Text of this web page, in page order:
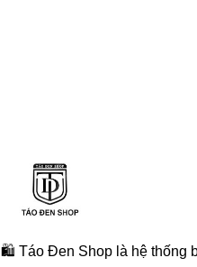
🛍 Táo Đen Shop là hệ thống